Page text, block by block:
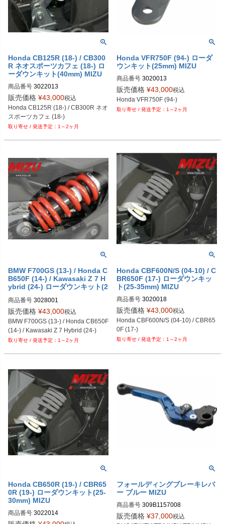
Honda CB125R (18-) / CB300
R ネオスポーツカフェ (18-) ロ
ーダウンキット(40mm) MIZU
商品番号 3022013
販売価格 ¥43,000税込
Honda CB125R (18-) / CB300R ネオ
スポーツカフェ (18-)
1～2ヶ月
Honda VFR750F (94-) ローダ
ウンキット(25mm) MIZU
商品番号 3020013
販売価格 ¥43,000税込
Honda VFR750F (94-)
1～2ヶ月
BMW F700GS (13-) / Honda C
B650F (14-) / Kawasaki Z 7 H
ybrid (24-) ローダウンキット(2
商品番号 3028001
販売価格 ¥43,000税込
BMW F700GS (13-) / Honda CB650F
(14-) / Kawasaki Z 7 Hybrid (24-)
1～2ヶ月
Honda CBF600N/S (04-10) / C
BR650F (17-) ローダウンキッ
ト(25-35mm) MIZU
商品番号 3020018
販売価格 ¥43,000税込
Honda CBF600N/S (04-10) / CBR65
0F (17-)
1～2ヶ月
Honda CB650R (19-) / CBR65
0R (19-) ローダウンキット(25-
30mm) MIZU
商品番号 3022014
フォールディングブレーキレバ
ー ブルー MIZU
商品番号 309B1157008
販売価格 ¥37,000税込